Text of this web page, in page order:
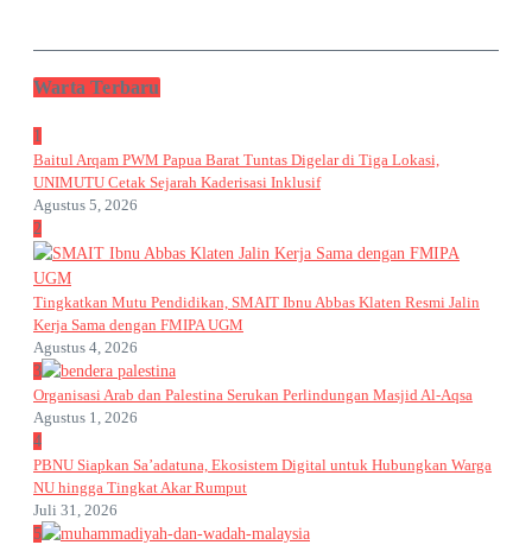
Warta Terbaru
1
Baitul Arqam PWM Papua Barat Tuntas Digelar di Tiga Lokasi,
UNIMUTU Cetak Sejarah Kaderisasi Inklusif
Agustus 5, 2026
2
Tingkatkan Mutu Pendidikan, SMAIT Ibnu Abbas Klaten Resmi Jalin
Kerja Sama dengan FMIPA UGM
Agustus 4, 2026
3
Organisasi Arab dan Palestina Serukan Perlindungan Masjid Al-Aqsa
Agustus 1, 2026
4
PBNU Siapkan Sa’adatuna, Ekosistem Digital untuk Hubungkan Warga
NU hingga Tingkat Akar Rumput
Juli 31, 2026
5